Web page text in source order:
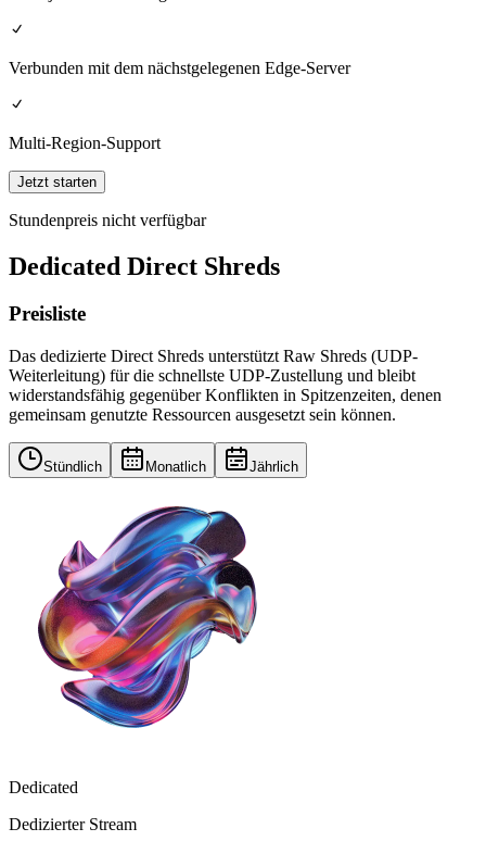
Verbunden mit dem nächstgelegenen Edge-Server
Multi-Region-Support
Jetzt starten
Stundenpreis nicht verfügbar
Dedicated Direct Shreds
Preisliste
Das dedizierte Direct Shreds unterstützt Raw Shreds (UDP-
Weiterleitung) für die schnellste UDP-Zustellung und bleibt
widerstandsfähig gegenüber Konflikten in Spitzenzeiten, denen
gemeinsam genutzte Ressourcen ausgesetzt sein können.
Stündlich Monatlich Jährlich
Dedicated
Dedizierter Stream